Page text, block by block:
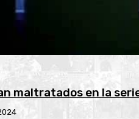
maltratados en la